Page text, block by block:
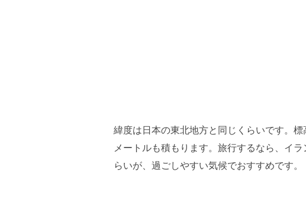
緯度は日本の東北地方と同じくらいです。
メートルも積もります。旅行するなら、イ
らいが、過ごしやすい気候でおすすめです。